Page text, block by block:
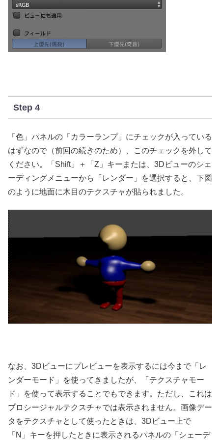
Step 4
「色」パネルの「カラーランプ」にチェックが入っている
はずなので（前回の続きのため）、このチェックを外して
ください。「Shift」＋「Z」キーまたは、3Dビューのシェ
ーディングメニューから「レンダー」を選択すると、下図
のように地面に木目のテクスチャが貼られました。
なお、3Dビューにプレビューを表示するには今まで「レ
ンダーモード」を使ってきましたが、「テクスチャモー
ド」を使って表示することでもできます。ただし、これは
プロシージャルテクスチャでは表示されません。画像デー
タをテクスチャとして使ったときは、3Dビュー上で
「N」キーを押したときに表示されるパネルの「シェーデ